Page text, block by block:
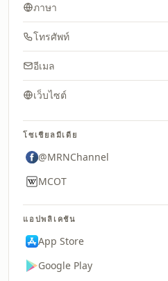
ภาษา
โทรศัพท์
อีเมล
เว็บไซต์
โซเชียลมีเดีย
@MRNChannel
MCOT
แอปพลิเคชัน
App Store
Google Play